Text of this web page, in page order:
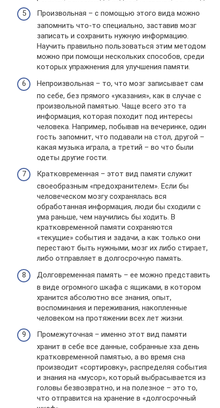
Произвольная – с помощью этого вида можно
запомнить что-то специально, заставив мозг
записать и сохранить нужную информацию.
Научить правильно пользоваться этим методом
можно при помощи нескольких способов, среди
которых упражнения для улучшения памяти.
Непроизвольная – то, что мозг записывает сам
по себе, без прямого «указания», как в случае с
произвольной памятью. Чаще всего это та
информация, которая походит под интересы
человека. Например, побывав на вечеринке, один
гость запомнит, что подавали на стол, другой –
какая музыка играла, а третий – во что были
одеты другие гости.
Кратковременная – этот вид памяти служит
своеобразным «предохранителем». Если бы
человеческом мозгу сохранялась вся
обработанная информация, люди бы сходили с
ума раньше, чем научились бы ходить. В
кратковременной памяти сохраняются
«текущие» события и задачи, а как только они
перестают быть нужными, мозг их либо стирает,
либо отправляет в долгосрочную память.
Долговременная память – ее можно представить
в виде огромного шкафа с ящиками, в котором
хранится абсолютно все знания, опыт,
воспоминания и переживания, накопленные
человеком на протяжении всех лет жизни.
Промежуточная – именно этот вид памяти
хранит в себе все данные, собранные хза день
кратковременной памятью, а во время сна
производит «сортировку», распределяя события
и знания на «мусор», который выбрасывается из
головы безвозвратно, и на полезное – это то,
что отправится на хранение в «долгосрочный